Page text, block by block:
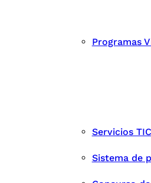
Programas
Servicios TIC
Sistema de